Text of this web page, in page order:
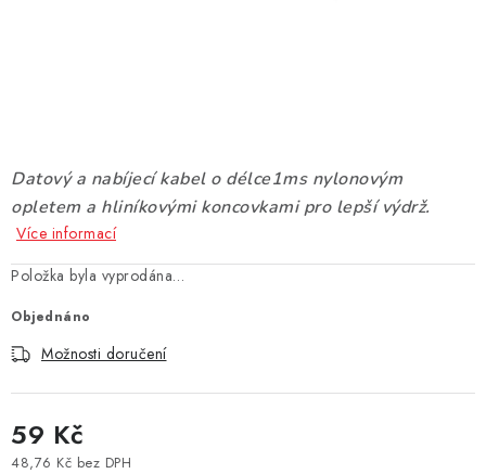
JEDNORÁZOVÉ A DOBÍJECÍ E-CIGARETY
NIKOTINOVÝ FILM
PŘÍSLUŠENSTVÍ
ZNAČKY
Kontakty
Datový a nabíjecí kabel o délce1ms nylonovým
opletem a hliníkovými koncovkami pro lepší výdrž.
Více informací
Položka byla vyprodána…
Objednáno
Možnosti doručení
59 Kč
48,76 Kč bez DPH